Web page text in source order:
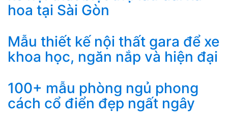
hoa tại Sài Gòn
Mẫu thiết kế nội thất gara để xe
khoa học, ngăn nắp và hiện đại
100+ mẫu phòng ngủ phong
cách cổ điển đẹp ngất ngây